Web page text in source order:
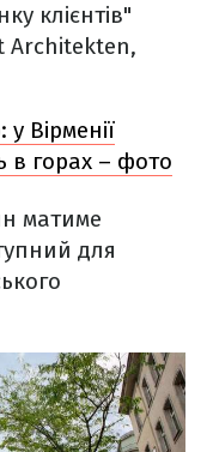
клієнтів"
Architekten,
Вірменії
в горах – фото
матиме
для